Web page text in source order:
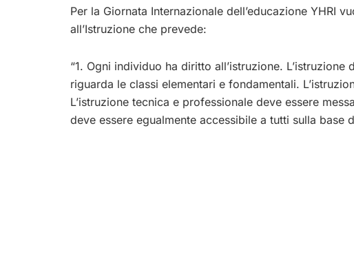
Per la Giornata Internazionale dell’educazione YHRI
all’Istruzione che prevede:
“1. Ogni individuo ha diritto all’istruzione.
riguarda le classi elementari e fondamentali.
L’istruzione tecnica e professionale deve essere
deve essere egualmente accessibile a tutti sulla base